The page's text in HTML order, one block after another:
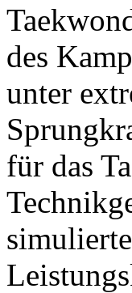
des
unter
für das